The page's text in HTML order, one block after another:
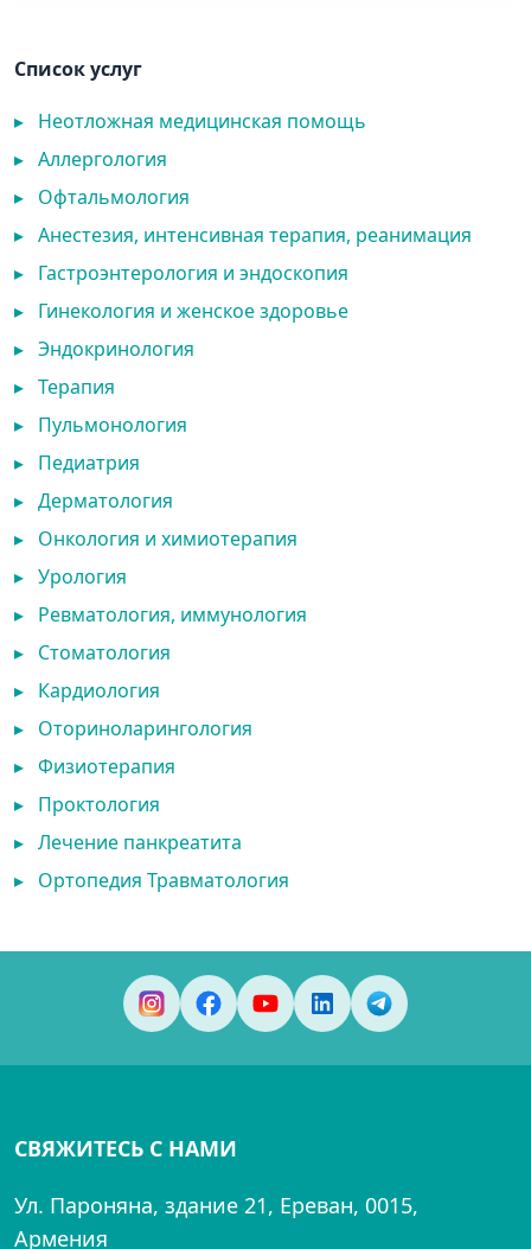
Список услуг
▸ Неотложная медицинская помощь
▸ Аллергология
▸ Офтальмология
▸ Анестезия, интенсивная терапия, реанимация
▸ Гастроэнтерология и эндоскопия
▸ Гинекология и женское здоровье
▸ Эндокринология
▸ Терапия
▸ Пульмонология
▸ Педиатрия
▸ Дерматология
▸ Онкология и химиотерапия
▸ Урология
▸ Ревматология, иммунология
▸ Стоматология
▸ Кардиология
▸ Оториноларингология
▸ Физиотерапия
▸ Проктология
▸ Лечение панкреатита
▸ Ортопедия Травматология
СВЯЖИТЕСЬ С НАМИ
Ул. Пароняна, здание 21, Ереван, 0015,
Армения